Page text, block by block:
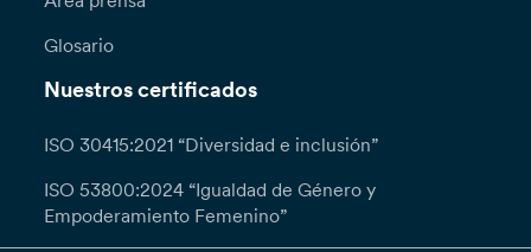
Glosario
Nuestros certificados
ISO 30415:2021 “Diversidad e inclusión”
ISO 53800:2024 “Igualdad de Género y
Empoderamiento Femenino”